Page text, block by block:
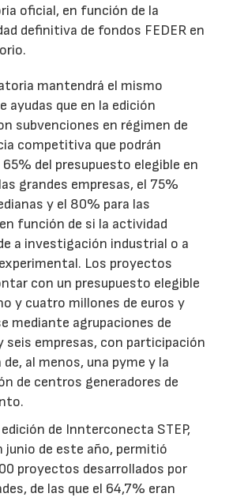
oficial, en función de la
definitiva de fondos FEDER en
mantendrá el mismo
ayudas que en la edición
subvenciones en régimen de
competitiva que podrán
del presupuesto elegible en
grandes empresas, el 75%
y el 80% para las
función de si la actividad
a investigación industrial o a
Los proyectos
con un presupuesto elegible
y cuatro millones de euros y
mediante agrupaciones de
seis empresas, con participación
al menos, una pyme y la
de centros generadores de
de Innterconecta STEP,
junio de este año, permitió
proyectos desarrollados por
de las que el 64,7% eran